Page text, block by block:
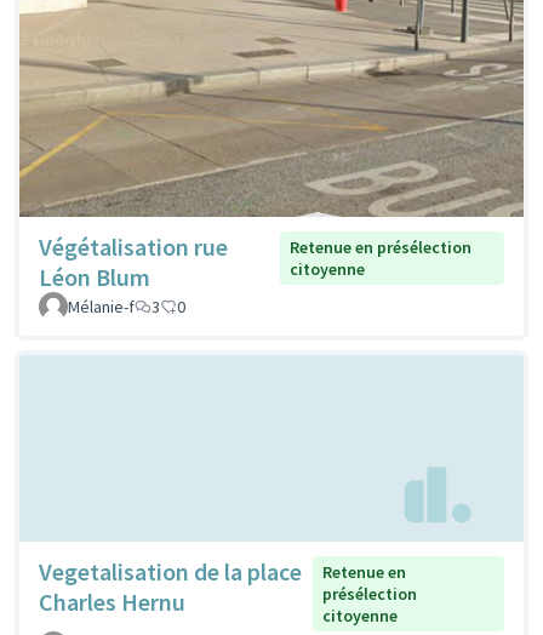
Végétalisation rue
Léon Blum
Retenue en présélection
citoyenne
Mélanie-f
3 0
Vegetalisation de la place
Charles Hernu
Retenue en
présélection
citoyenne